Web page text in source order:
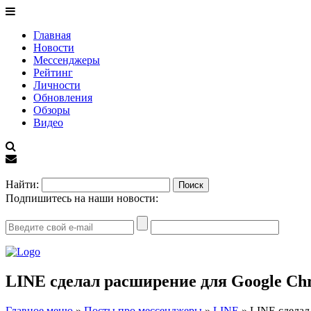
Главная
Новости
Мессенджеры
Рейтинг
Личности
Обновления
Обзоры
Видео
Найти:
Подпишитесь на наши новости:
LINE сделал расширение для Google